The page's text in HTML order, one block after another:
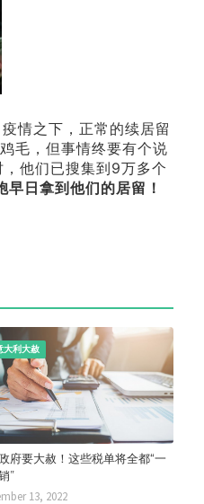
情之下，正常的续居留
毛，但事情终要有个说
他们已搜集到9万多个
日拿到他们的居留！
大利大赦
府要大赦！这些税单将全都“一
”
13, 2022